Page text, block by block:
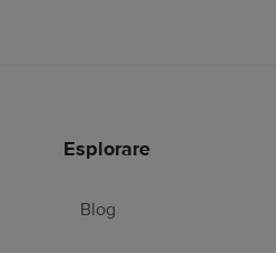
Esplorare
Blog